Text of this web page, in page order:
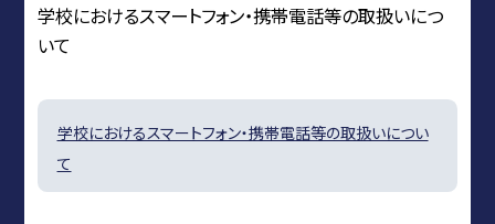
学校におけるスマートフォン・携帯電話等の取扱いにつ
いて
学校におけるスマートフォン・携帯電話等の取扱いについ
て